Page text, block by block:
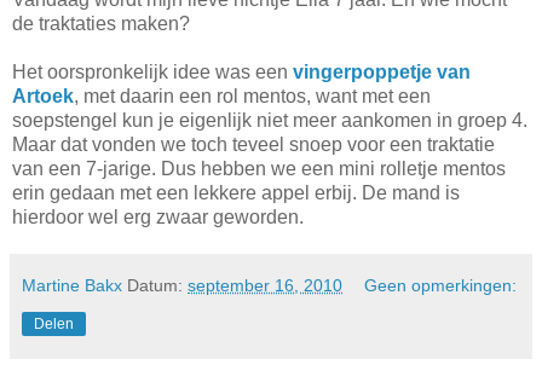
de traktaties maken?
Het oorspronkelijk idee was een vingerpoppetje van
Artoek, met daarin een rol mentos, want met een
soepstengel kun je eigenlijk niet meer aankomen in groep 4.
Maar dat vonden we toch teveel snoep voor een traktatie
van een 7-jarige. Dus hebben we een mini rolletje mentos
erin gedaan met een lekkere appel erbij. De mand is
hierdoor wel erg zwaar geworden.
Martine Bakx Datum: september 16, 2010 Geen opmerkingen:
Delen